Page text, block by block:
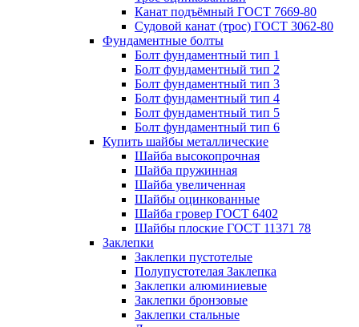
Канат подъёмный ГОСТ 7669-80
Судовой канат (трос) ГОСТ 3062-80
Фундаментные болты
Болт фундаментный тип 1
Болт фундаментный тип 2
Болт фундаментный тип 3
Болт фундаментный тип 4
Болт фундаментный тип 5
Болт фундаментный тип 6
Купить шайбы металлические
Шайба высокопрочная
Шайба пружинная
Шайба увеличенная
Шайбы оцинкованные
Шайба гровер ГОСТ 6402
Шайбы плоские ГОСТ 11371 78
Заклепки
Заклепки пустотелые
Полупустотелая Заклепка
Заклепки алюминиевые
Заклепки бронзовые
Заклепки стальные